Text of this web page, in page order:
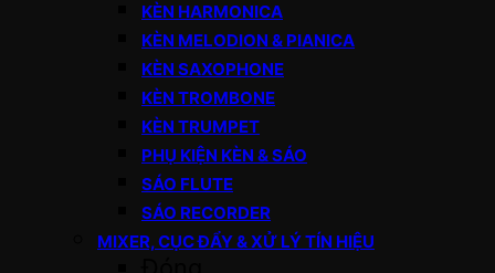
KÈN HARMONICA
KÈN MELODION & PIANICA
KÈN SAXOPHONE
KÈN TROMBONE
KÈN TRUMPET
PHỤ KIỆN KÈN & SÁO
SÁO FLUTE
SÁO RECORDER
MIXER, CỤC ĐẨY & XỬ LÝ TÍN HIỆU